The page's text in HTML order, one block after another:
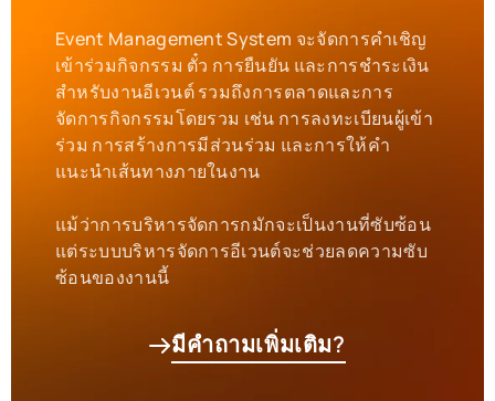
มีคำถามเพิ่มเติม?
Event Management System จะจัดการคำเชิญ
เข้าร่วมกิจกรรม ตั๋ว การยืนยัน และการชำระเงิน
สำหรับงานอีเวนต์ รวมถึงการตลาดและการ
จัดการกิจกรรมโดยรวม เช่น การลงทะเบียนผู้เข้า
ร่วม การสร้างการมีส่วนร่วม และการให้คำ
แนะนำเส้นทางภายในงาน
แม้ว่าการบริหารจัดการกมักจะเป็นงานที่ซับซ้อน
แต่ระบบบริหารจัดการอีเวนต์จะช่วยลดความซับ
ซ้อนของงานนี้